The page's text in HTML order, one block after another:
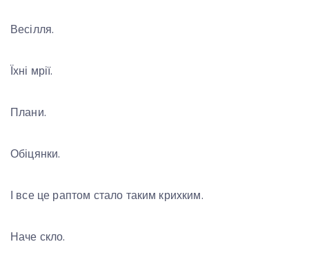
Весілля.
Їхні мрії.
Плани.
Обіцянки.
І все це раптом стало таким крихким.
Наче скло.